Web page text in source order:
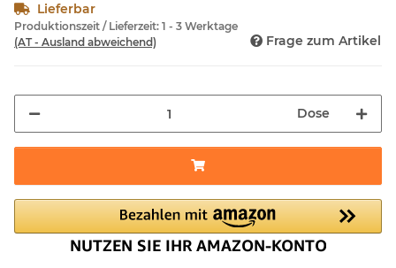
Lieferbar
Produktionszeit / Lieferzeit: 1 - 3 Werktage
(AT - Ausland abweichend)
Frage zum Artikel
Dose